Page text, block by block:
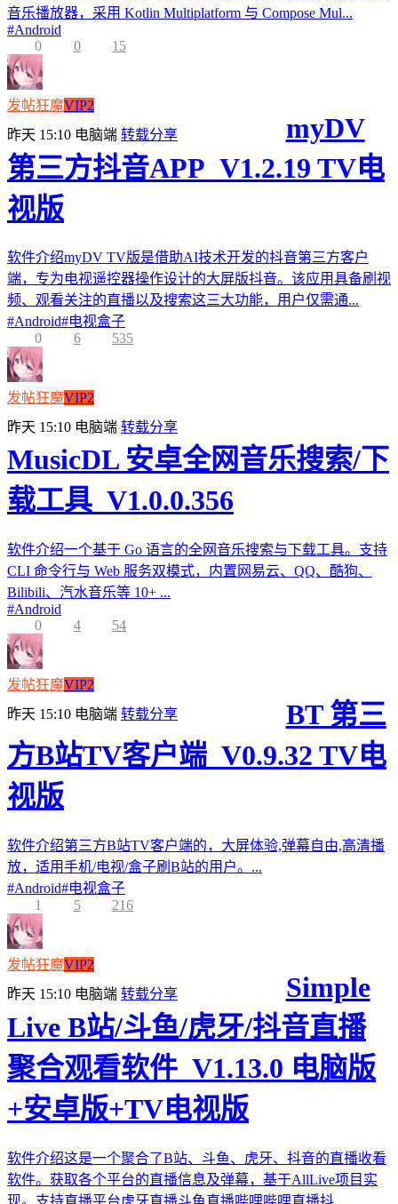
音乐播放器，采用 Kotlin Multiplatform 与 Compose Mul...
#Android
0
0 15
发帖狂魔VIP2
昨天 15:10 电脑端 转载分享
myDV
第三方抖音APP_V1.2.19 TV电
视版
软件介绍myDV TV版是借助AI技术开发的抖音第三方客户
端，专为电视遥控器操作设计的大屏版抖音。该应用具备刷视
频、观看关注的直播以及搜索这三大功能，用户仅需通...
#Android#电视盒子
0
6 535
发帖狂魔VIP2
昨天 15:10 电脑端 转载分享
MusicDL 安卓全网音乐搜索/下
载工具_V1.0.0.356
软件介绍一个基于 Go 语言的全网音乐搜索与下载工具。支持
CLI 命令行与 Web 服务双模式，内置网易云、QQ、酷狗、
Bilibili、汽水音乐等 10+ ...
#Android
0
4 54
发帖狂魔VIP2
昨天 15:10 电脑端 转载分享
BT 第三
方B站TV客户端_V0.9.32 TV电
视版
软件介绍第三方B站TV客户端的，大屏体验,弹幕自由,高清播
放，适用手机/电视/盒子刷B站的用户。...
#Android#电视盒子
1
5 216
发帖狂魔VIP2
昨天 15:10 电脑端 转载分享
Simple
Live B站/斗鱼/虎牙/抖音直播
聚合观看软件_V1.13.0 电脑版
+安卓版+TV电视版
软件介绍这是一个聚合了B站、斗鱼、虎牙、抖音的直播收看
软件。获取各个平台的直播信息及弹幕，基于AllLive项目实
现。支持直播平台虎牙直播斗鱼直播哔哩哔哩直播抖...